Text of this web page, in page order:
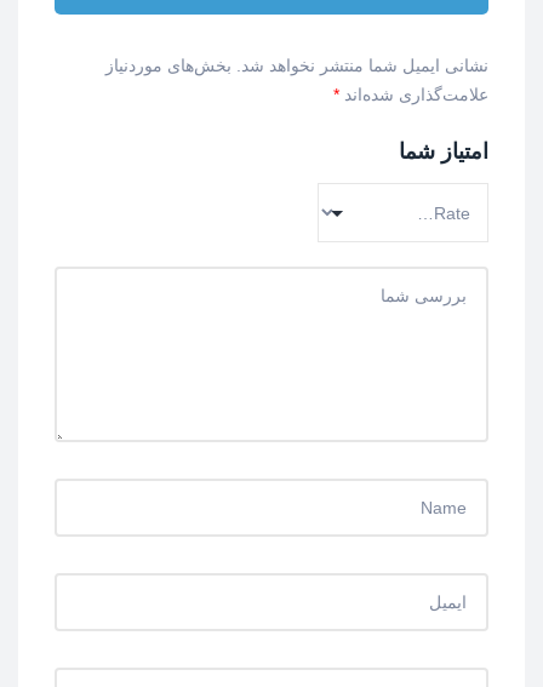
نشانی ایمیل شما منتشر نخواهد شد.
بخش‌های موردنیاز
علامت‌گذاری شده‌اند *
امتیاز شما